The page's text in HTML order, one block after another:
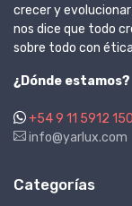
crecer y
nos dice que todo
sobre todo con
¿Dónde estamos?
+54 9 11 5912
info@yarlux.com
Categorías